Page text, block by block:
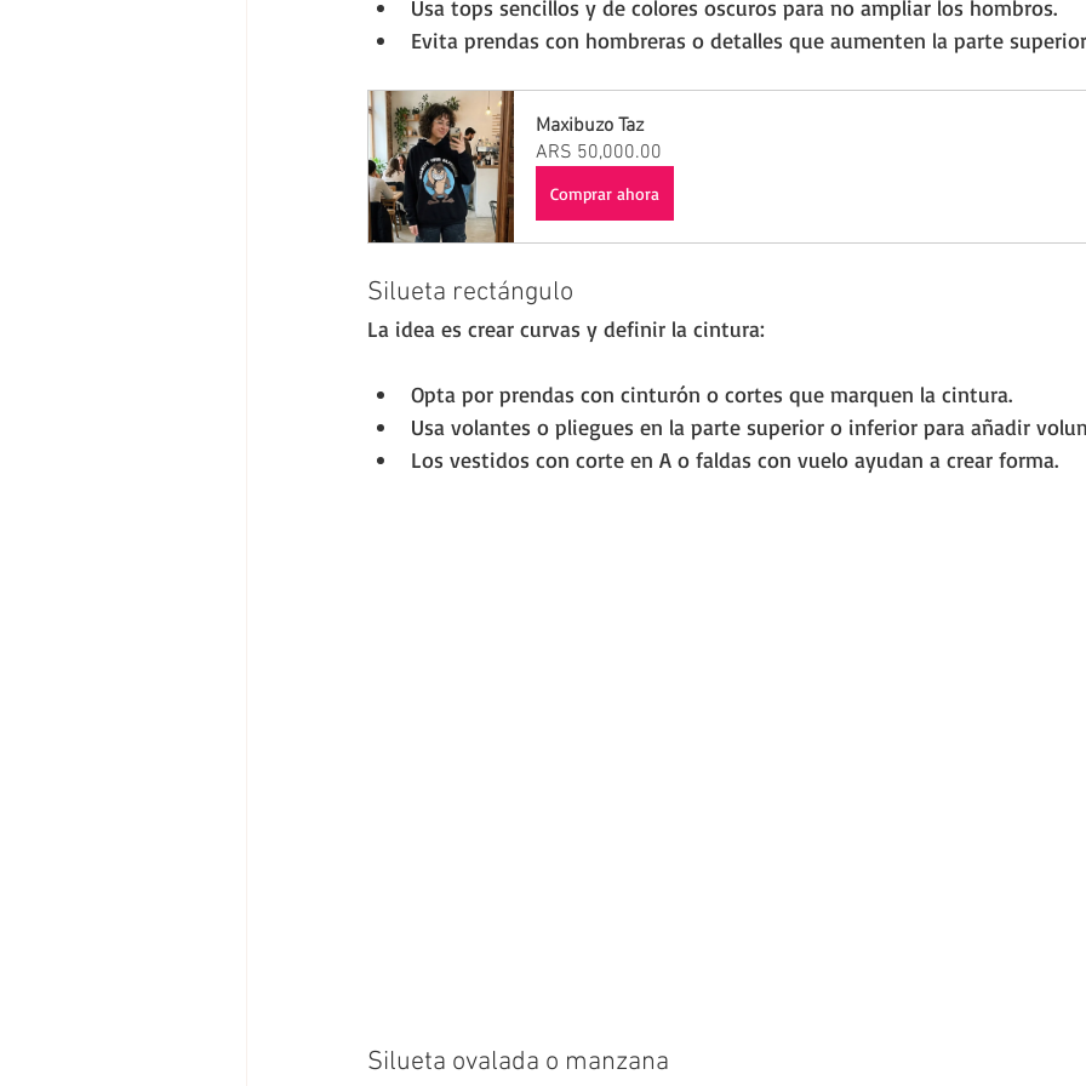
Usa tops sencillos y de colores oscuros para no ampliar los hombros.
Evita prendas con hombreras o detalles que aumenten la parte
Maxibuzo Taz
ARS 50,000.00
Comprar ahora
Silueta rectángulo
La idea es crear curvas y definir la cintura:
Opta por prendas con cinturón o cortes que marquen la cintura.
Usa volantes o pliegues en la parte superior o inferior para añadir
Los vestidos con corte en A o faldas con vuelo ayudan a crear forma.
Silueta ovalada o manzana